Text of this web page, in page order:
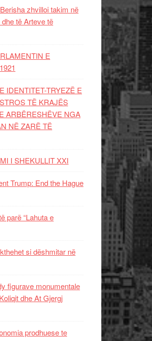
zhvilloi takim në
të Arteve të
E
IDENTITET-TRYEZË E
TË KRAJËS
ARBËRESHËVE NGA
NË ZARË TË
I SHEKULLIT XXI
Trump: End the Hague
parë “Lahuta e
si dëshmitar në
figurave monumentale
dhe At Gjergj
prodhuese te